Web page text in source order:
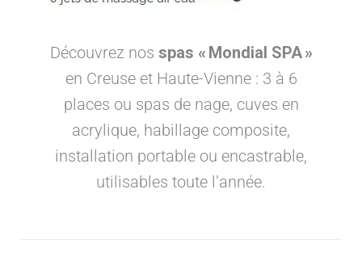
Découvrez nos spas « Mondial SPA »
en Creuse et Haute-Vienne : 3 à 6
places ou spas de nage, cuves en
acrylique, habillage composite,
installation portable ou encastrable,
utilisables toute l’année.